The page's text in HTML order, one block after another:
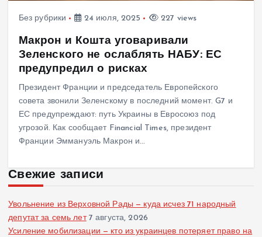
Без рубрики 24 июля, 2025 227 views
Макрон и Кошта уговаривали
Зеленского не ослаблять НАБУ: ЕС
предупредил о рисках
Президент Франции и председатель Европейского
совета звонили Зеленскому в последний момент. G7 и
ЕС предупреждают: путь Украины в Евросоюз под
угрозой. Как сообщает Financial Times, президент
Франции Эммануэль Макрон и…
Свежие записи
Увольнение из Верховной Рады — куда исчез 71 народный
депутат за семь лет 7 августа, 2026
Усиление мобилизации — кто из украинцев потеряет право на